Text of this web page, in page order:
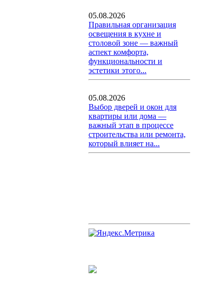
05.08.2026
Правильная организация
освещения в кухне и
столовой зоне — важный
аспект комфорта,
функциональности и
эстетики этого...
05.08.2026
Выбор дверей и окон для
квартиры или дома —
важный этап в процессе
строительства или ремонта,
который влияет на...